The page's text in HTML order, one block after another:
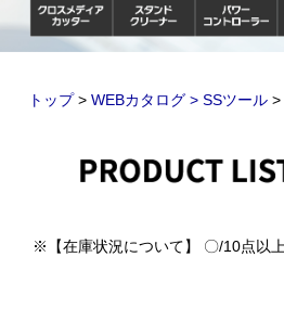
トップ>WEBカタログ > SSツール >
※【在庫状況について】 〇/10点